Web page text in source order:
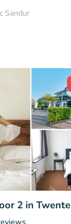
Sandur
2 in Twente